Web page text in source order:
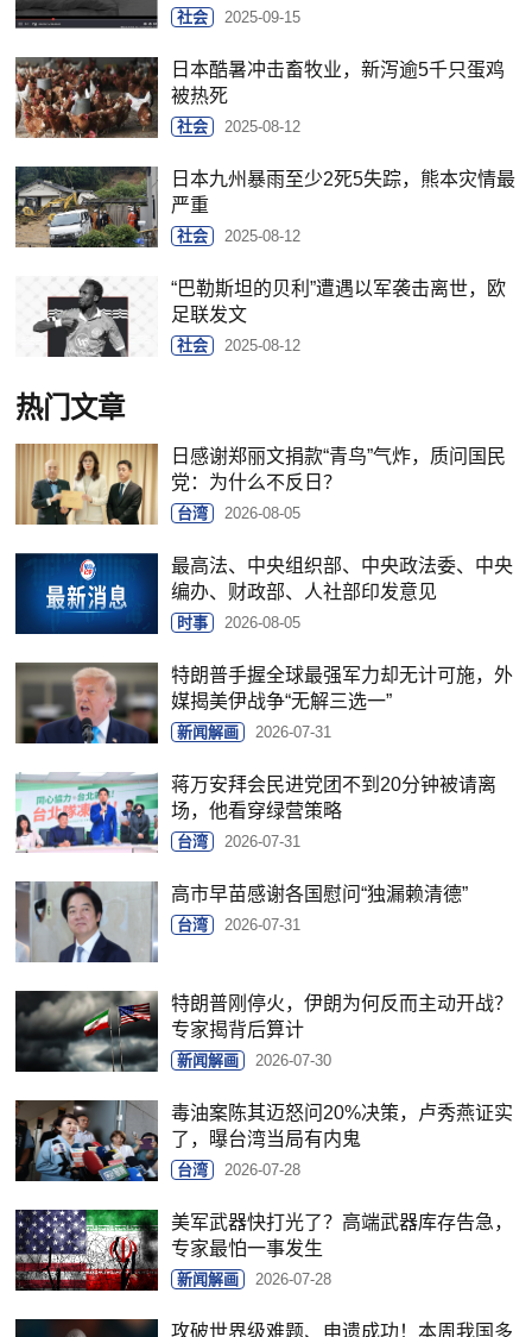
社会 2025-09-15
日本酷暑冲击畜牧业，新泻逾5千只蛋鸡
被热死
社会 2025-08-12
日本九州暴雨至少2死5失踪，熊本灾情最
严重
社会 2025-08-12
“巴勒斯坦的贝利”遭遇以军袭击离世，欧
足联发文
社会 2025-08-12
热门文章
日感谢郑丽文捐款“青鸟”气炸，质问国民
党：为什么不反日？
台湾 2026-08-05
最高法、中央组织部、中央政法委、中央
编办、财政部、人社部印发意见
时事 2026-08-05
特朗普手握全球最强军力却无计可施，外
媒揭美伊战争“无解三选一”
新闻解画 2026-07-31
蒋万安拜会民进党团不到20分钟被请离
场，他看穿绿营策略
台湾 2026-07-31
高市早苗感谢各国慰问“独漏赖清德”
台湾 2026-07-31
特朗普刚停火，伊朗为何反而主动开战？
专家揭背后算计
新闻解画 2026-07-30
毒油案陈其迈怒问20%决策，卢秀燕证实
了，曝台湾当局有内鬼
台湾 2026-07-28
美军武器快打光了？高端武器库存告急，
专家最怕一事发生
新闻解画 2026-07-28
攻破世界级难题、申遗成功！本周我国多